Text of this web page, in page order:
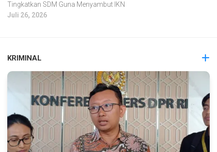
Tingkatkan SDM Guna Menyambut IKN
Juli 26, 2026
KRIMINAL